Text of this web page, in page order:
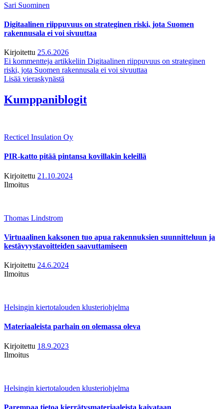
Sari Suominen
Digitaalinen riippuvuus on strateginen riski, jota Suomen
rakennusala ei voi sivuuttaa
Kirjoitettu 25.6.2026
Ei kommentteja artikkeliin Digitaalinen riippuvuus on strateginen
riski, jota Suomen rakennusala ei voi sivuuttaa
Lisää vieraskynästä
Kumppaniblogit
Recticel Insulation Oy
PIR-katto pitää pintansa kovillakin keleillä
Kirjoitettu 21.10.2024
Ilmoitus
Thomas Lindstrom
Virtuaalinen kaksonen tuo apua rakennuksien suunnitteluun ja
kestävyystavoitteiden saavuttamiseen
Kirjoitettu 24.6.2024
Ilmoitus
Helsingin kiertotalouden klusteriohjelma
Materiaaleista parhain on olemassa oleva
Kirjoitettu 18.9.2023
Ilmoitus
Helsingin kiertotalouden klusteriohjelma
Parempaa tietoa kierrätysmateriaaleista kaivataan